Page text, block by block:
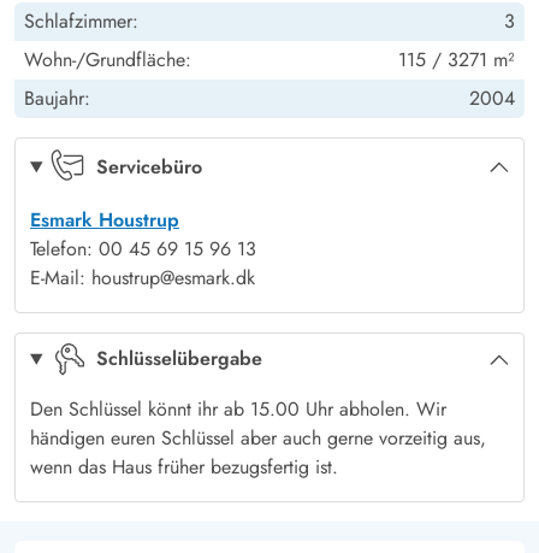
Auch Einkäufe erledigst du mühelos, denn die nächsten
Einkaufsmöglichkeiten sind nicht weit entfernt.
Schlafzimmer:
3
Wohn-/Grundfläche:
115 / 3271 m²
Baujahr:
2004
Servicebüro
Esmark Houstrup
Telefon: 00 45 69 15 96 13
E-Mail: houstrup@esmark.dk
Schlüsselübergabe
Den Schlüssel könnt ihr ab 15.00 Uhr abholen. Wir
händigen euren Schlüssel aber auch gerne vorzeitig aus,
wenn das Haus früher bezugsfertig ist.
Sandkasten Ja
Terrasse: abgeschirmt Ja
Terrasse: offen
Terrasse: überdacht
Sat-TV (Einige deutsche und dänische
Fernsehprogramme)
Ja
Hochstuhl 1
Kinder: Kinderbett 1